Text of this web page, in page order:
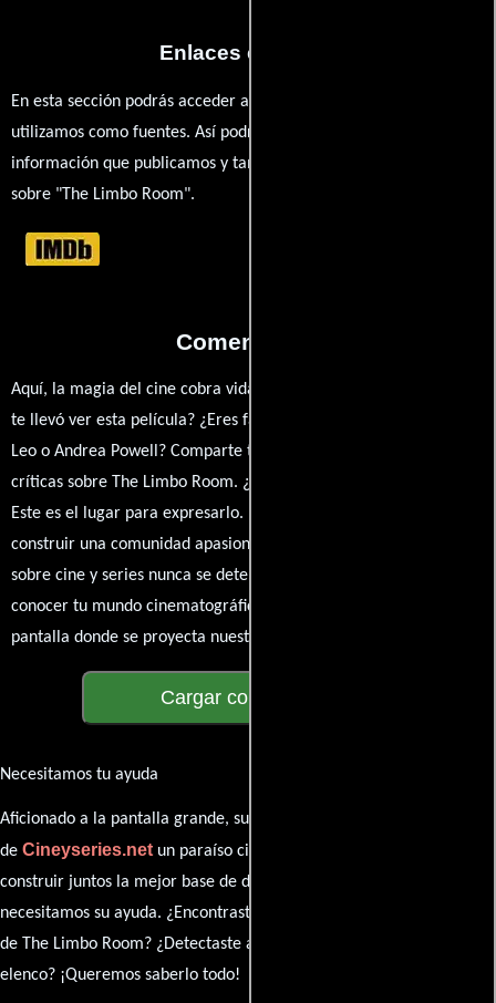
Enlaces externos
En esta sección podrás acceder a los recursos externos que
utilizamos como fuentes. Así podrás chequear toda la
información que publicamos y también ampliar tu conocimiento
sobre "The Limbo Room".
Comentarios
Aquí, la magia del cine cobra vida a través de tus opiniones. ¿Qué
te llevó ver esta película? ¿Eres fan de Debra Eisenstadt, Melissa
Leo o Andrea Powell? Comparte tus pensamientos, emociones y
críticas sobre The Limbo Room. ¿Te hizo reír, llorar o reflexionar?
Este es el lugar para expresarlo. ¡No te guardes nada! Queremos
construir una comunidad apasionada donde la conversación
sobre cine y series nunca se detenga. Únete a la charla y déjanos
conocer tu mundo cinematográfico. ¡Los comentarios son la
pantalla donde se proyecta nuestra diversidad de opiniones!
Cargar comentarios
Necesitamos tu ayuda
Aficionado a la pantalla grande, su participación es clave para hacer
de Cineyseries.netun paraíso cinéfilo completo. Queremos
construir juntos la mejor base de datos cinematográfica, pero
necesitamos su ayuda. ¿Encontraste algún dato faltante en la ficha
de The Limbo Room? ¿Detectaste algún error en la sinopsis o el
elenco? ¡Queremos saberlo todo!